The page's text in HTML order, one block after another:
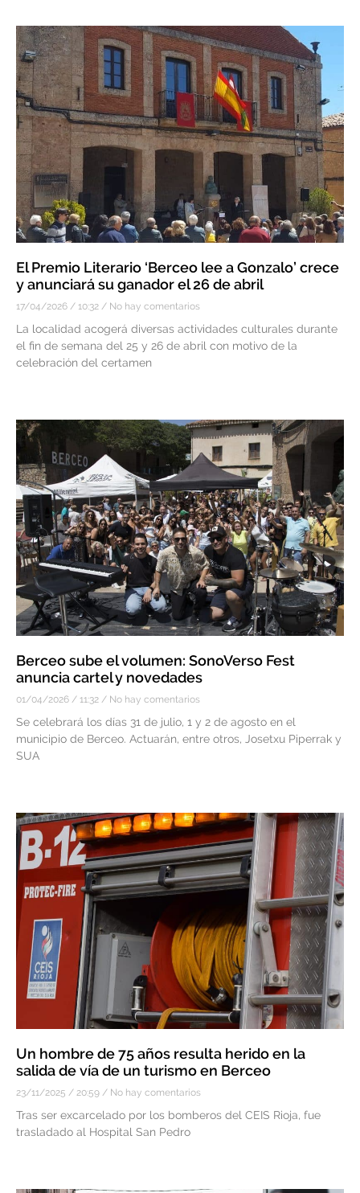
El Premio Literario ‘Berceo lee a Gonzalo’ crece
y anunciará su ganador el 26 de abril
17/04/2026 10:32 No hay comentarios
La localidad acogerá diversas actividades culturales durante
el fin de semana del 25 y 26 de abril con motivo de la
celebración del certamen
Berceo sube el volumen: SonoVerso Fest
anuncia cartel y novedades
01/04/2026 11:32 No hay comentarios
Se celebrará los días 31 de julio, 1 y 2 de agosto en el
municipio de Berceo. Actuarán, entre otros, Josetxu Piperrak y
SUA
Un hombre de 75 años resulta herido en la
salida de vía de un turismo en Berceo
23/11/2025 20:59 No hay comentarios
Tras ser excarcelado por los bomberos del CEIS Rioja, fue
trasladado al Hospital San Pedro